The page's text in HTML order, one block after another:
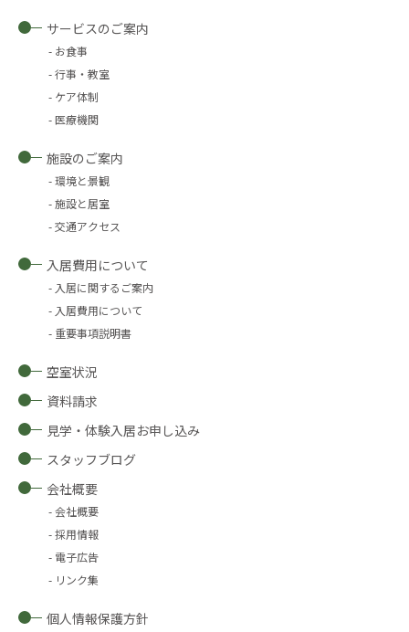
サービスのご案内
お食事
行事・教室
ケア体制
医療機関
施設のご案内
環境と景観
施設と居室
交通アクセス
入居費用について
入居に関するご案内
入居費用について
重要事項説明書
空室状況
資料請求
見学・体験入居お申し込み
スタッフブログ
会社概要
会社概要
採用情報
電子広告
リンク集
個人情報保護方針